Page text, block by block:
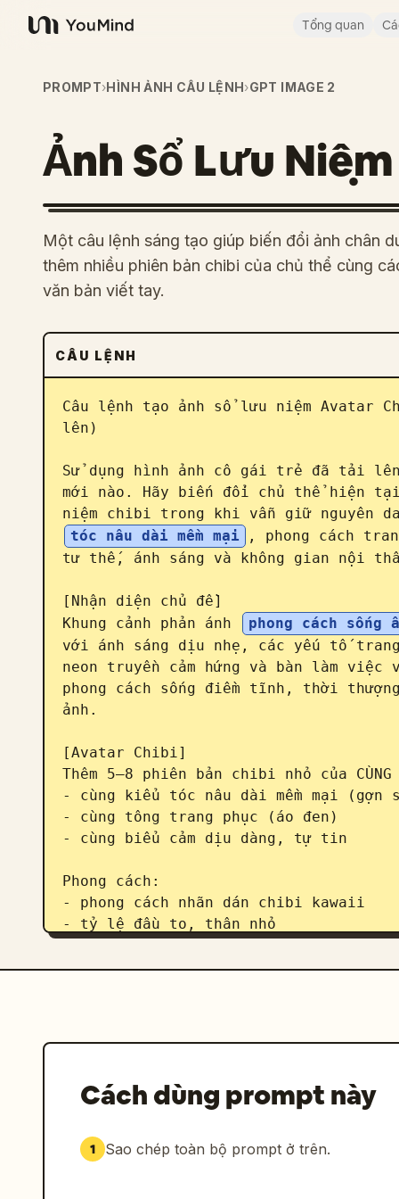
YouMind
Tổng quan
PROMPT›HÌNH ẢNH CÂU LỆNH›GPT IMAGE 2
Ảnh Sổ Lưu
Một câu lệnh sáng tạo giúp biến đổi ảnh chân
thêm nhiều phiên bản chibi của chủ thể cùng
văn bản viết tay.
CÂU LỆNH
Câu lệnh tạo ảnh sổ lưu niệm Avatar
lên)
Sử dụng hình ảnh cô gái trẻ đã tải lên
mới nào. Hãy biến đổi chủ thể hiện
niệm chibi trong khi vẫn giữ nguyên
tóc nâu dài mềm mại
, phong cách
tư thế, ánh sáng và không gian nội
[Nhận diện chủ đề]
Khung cảnh phản ánh
phong cách
với ánh sáng dịu nhẹ, các yếu tố
neon truyền cảm hứng và bàn làm
phong cách sống điềm tĩnh, thời
ảnh.
[Avatar Chibi]
Thêm 5–8 phiên bản chibi nhỏ của
- cùng kiểu tóc nâu dài mềm mại (gợn
- cùng tông trang phục (áo đen)
- cùng biểu cảm dịu dàng, tự tin
Phong cách:
- phong cách nhãn dán chibi kawaii
- tỷ lệ đầu to, thân nhỏ
- đổ bóng màu pastel mềm mại
- chụp ảnh selfie
- tạo dáng chữ V
- tư thế suy nghĩ
Cách dùng prompt này
1 Sao chép toàn bộ prompt ở trên.